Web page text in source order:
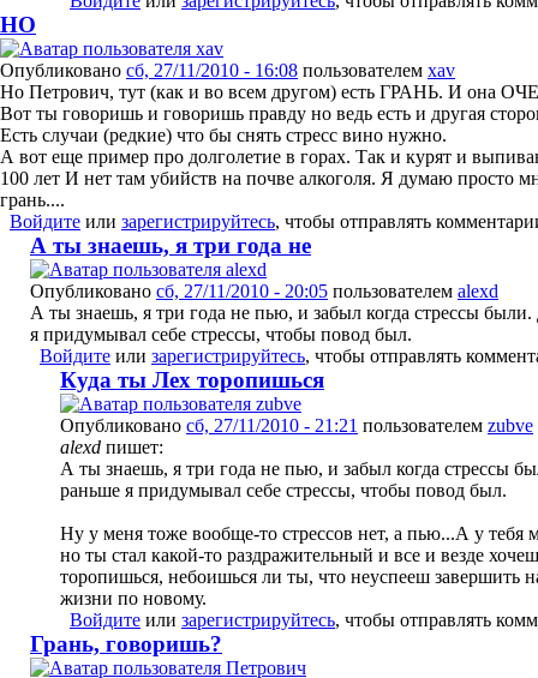
НО
Опубликовано сб, 27/11/2010 - 16:08 пользователем xav
Но Петрович, тут (как и во всем другом) есть ГРАНЬ. И она
Вот ты говоришь и говоришь правду но ведь есть и другая
Есть случаи (редкие) что бы снять стресс вино нужно.
А вот еще пример про долголетие в горах. Так и курят и
100 лет И нет там убийств на почве алкоголя. Я думаю просто
грань....
Войдите или зарегистрируйтесь, чтобы отправлять
А ты знаешь, я три года не
Опубликовано сб, 27/11/2010 - 20:05 пользователем alexd
А ты знаешь, я три года не пью, и забыл когда стрессы
я придумывал себе стрессы, чтобы повод был.
Войдите или зарегистрируйтесь, чтобы отправлять
Куда ты Лех торопишься
Опубликовано сб, 27/11/2010 - 21:21 пользователем zubve
alexd пишет:
А ты знаешь, я три года не пью, и забыл когда стрессы
раньше я придумывал себе стрессы, чтобы повод был.
Ну у меня тоже вообще-то стрессов нет, а пью...А у тебя
но ты стал какой-то раздражительный и все и везде
торопишься, небоишься ли ты, что неуспееш завершить
жизни по новому.
Войдите или зарегистрируйтесь, чтобы отправлять
Грань, говоришь?